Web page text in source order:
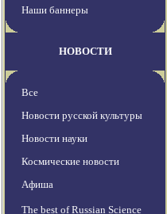
Наши баннеры
НОВОСТИ
Все
Новости русской культуры
Новости науки
Космические новости
Афиша
The best of Russian Science